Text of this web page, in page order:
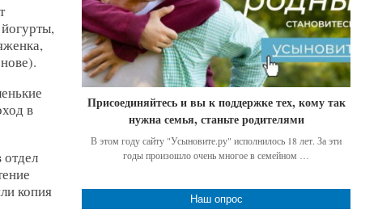
в
отдел
копия
Присоединяйтесь и вы к поддержке тех, кому так
нужна семья, станьте родителями
В этом году сайту "Усыновите.ру" исполнилось 18 лет. За эти
годы произошло очень многое в семейном …
Наш опрос